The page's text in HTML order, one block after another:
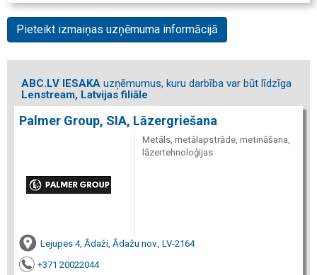
Pieteikt izmaiņas uzņēmuma informācijā
ABC.LV IESAKA uzņēmumus, kuru darbība var būt līdzīga
Lenstream, Latvijas filiāle
Palmer Group, SIA, Lāzergriešana
Metāls, metālapstrāde, metināšana,
lāzertehnoloģijas
Lejupes 4, Ādaži, Ādažu nov., LV-2164
+371 20022044